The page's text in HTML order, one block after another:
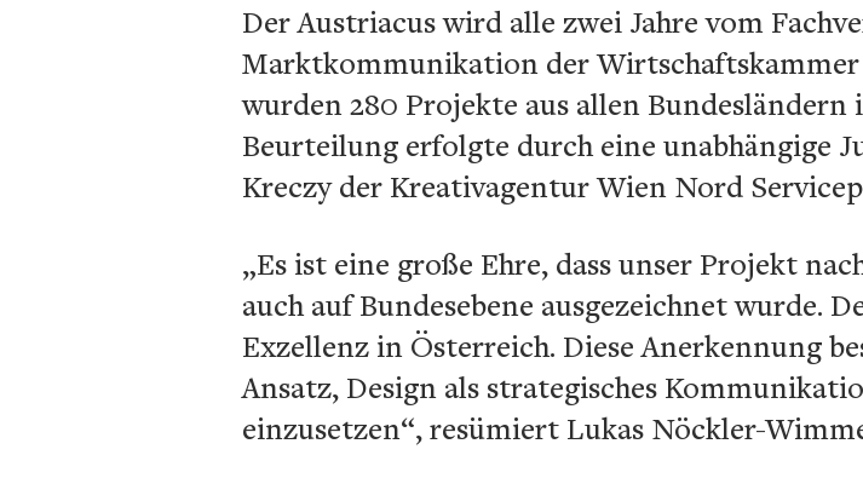
Der Austriacus wird alle zwei Jahre vom
Marktkommunikation der Wirtschaftskammer
wurden 280 Projekte aus allen
Beurteilung erfolgte durch eine unabhängige
Kreczy der Kreativagentur Wien Nord
„Es ist eine große Ehre, dass unser Projekt
auch auf Bundesebene ausgezeichnet wurde.
Exzellenz in Österreich. Diese Anerkennung
Ansatz, Design als strategisches
einzusetzen“, resümiert Lukas Nöckler-